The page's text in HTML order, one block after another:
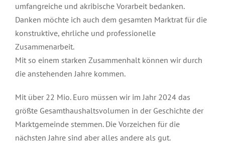
umfangreiche und akribische Vorarbeit bedanken.
Danken möchte ich auch dem gesamten Marktrat für die
konstruktive, ehrliche und professionelle
Zusammenarbeit.
Mit so einem starken Zusammenhalt können wir durch
die anstehenden Jahre kommen.
Mit über 22 Mio. Euro müssen wir im Jahr 2024 das
größte Gesamthaushaltsvolumen in der Geschichte der
Marktgemeinde stemmen. Die Vorzeichen für die
nächsten Jahre sind aber alles andere als gut.